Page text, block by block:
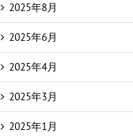
2025年8月
2025年6月
2025年4月
2025年3月
2025年1月